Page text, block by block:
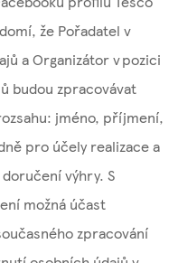
že Pořadatel v
a Organizátor v pozici
budou zpracovávat
jméno, příjmení,
pro účely realizace a
výhry. S
možná účast
zpracování